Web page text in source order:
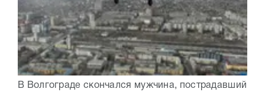
В Волгограде скончался мужчина, пострадавший